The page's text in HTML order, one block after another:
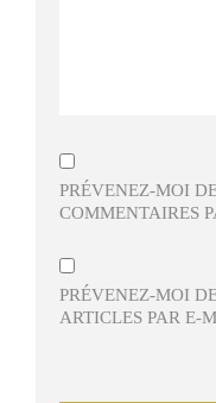
PRÉVENEZ-MOI
COMMENTAIRES
PRÉVENEZ-MOI
ARTICLES PAR E-